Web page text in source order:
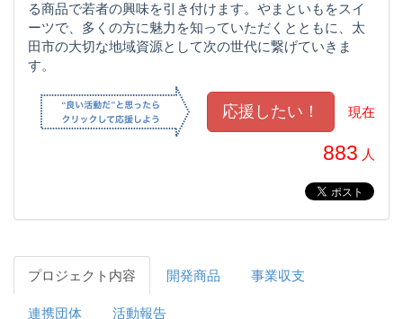
る商品で若者の興味を引き付けます。やまといもをスイ
ーツで、多くの方に魅力を知っていただくとともに、太
田市の大切な地域資源として次の世代に繋げていきま
す。
現在
883 人
プロジェクト内容 開発商品 事業収支
連携団体 活動報告